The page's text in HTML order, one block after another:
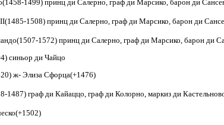
1499) принц ди Салерно, граф ди Марсико, барон ди
II(1485-1508) принц ди Салерно, граф ди Марсико, барон ди
1572) принц ди Салерно, граф ди Марсико, барон ди
синьор ди Чайцо
ж- Элиза Сфорца(+1476)
1487) граф ди Кайаццо, граф ди Колорно, маркиз ди